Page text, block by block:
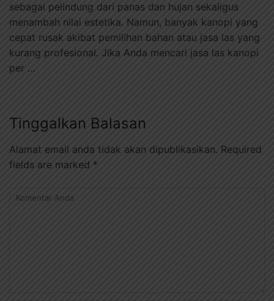
sebagai pelindung dari panas dan hujan sekaligus
menambah nilai estetika. Namun, banyak kanopi yang
cepat rusak akibat pemilihan bahan atau jasa las yang
kurang profesional. Jika Anda mencari jasa las kanopi
per …
Tinggalkan Balasan
Alamat email anda tidak akan dipublikasikan. Required
fields are marked *